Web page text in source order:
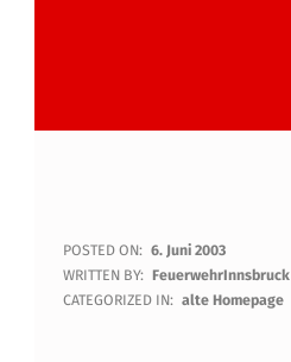
N
A
POSTED ON: 6. Juni 2003
WRITTEN BY: FeuerwehrInnsbruck
CATEGORIZED IN: alte Homepage